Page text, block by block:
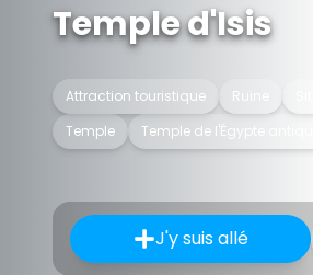
Temple d'Isis
Attraction touristique Ruine
Temple
Temple de l'Égypte antique
J'y suis allé